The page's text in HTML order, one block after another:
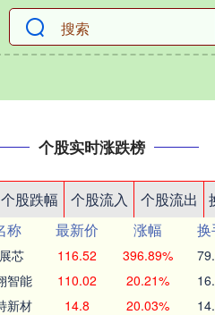
个股实时涨跌榜
个股跌幅 个股流入 个股流出
称 最新价 涨幅
换
芯 116.52 396.89%
智能 110.02 20.21%
新材 14.8 20.03%